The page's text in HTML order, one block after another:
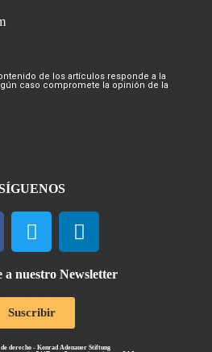
de los artículos responde a la
caso compromete la opinión de la
a nuestro Newsletter
Suscribir
de derecho - Konrad Adenauer Stiftung